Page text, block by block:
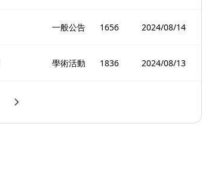
一般公告 1656 2024/08/14
學術活動 1836 2024/08/13